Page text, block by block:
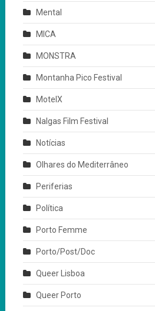
Mental
MICA
MONSTRA
Montanha Pico Festival
MotelX
Nalgas Film Festival
Notícias
Olhares do Mediterrâneo
Periferias
Política
Porto Femme
Porto/Post/Doc
Queer Lisboa
Queer Porto